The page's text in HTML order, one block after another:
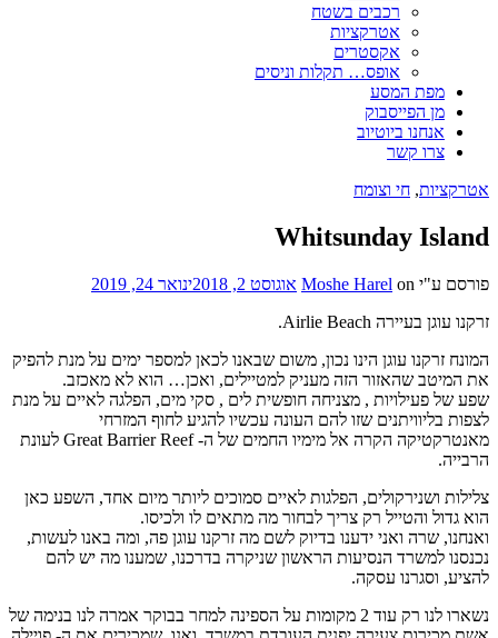
רכבים בשטח
אטרקציות
אקסטרים
אופס… תקלות וניסים
מפת המסע
מן הפייסבוק
אנחנו ביוטיוב
צרו קשר
אטרקציות, חי וצומח
Whitsunday Island
פורסם ע"י Moshe Harel on אוגוסט 2, 2018
ינואר 24, 2019
זרקנו עוגן בעיירה Airlie Beach.
המונח זרקנו עוגן הינו נכון, משום שבאנו לכאן למספר ימים על מנת להפיק
את המיטב שהאזור הזה מעניק למטיילים, ואכן… הוא לא מאכזב.
שפע של פעילויות , מצניחה חופשית לים , סקי מים, הפלגה לאיים על מנת
לצפות בליוויתנים שזו להם העונה עכשיו להגיע לחוף המזרחי
מאנטרקטיקה הקרה אל מימיו החמים של ה- Great Barrier Reef לעונת
הרבייה.
צלילות ושנירקולים, הפלגות לאיים סמוכים ליותר מיום אחד, השפע כאן
הוא גדול והטייל רק צריך לבחור מה מתאים לו ולכיסו.
ואנחנו, שרה ואני ידענו בדיוק לשם מה זרקנו עוגן פה, ומה באנו לעשות,
נכנסנו למשרד הנסיעות הראשון שניקרה בדרכנו, שמענו מה יש להם
להציע, וסגרנו עסקה.
נשארו לנו רק עוד 2 מקומות על הספינה למחר בבוקר אמרה לנו בנימה של